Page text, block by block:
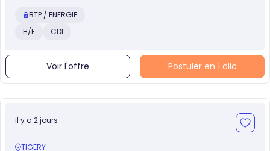
BTP / ENERGIE
H/F
CDI
Voir l'offre Postuler en 1 clic
il y a 2 jours
TIGERY